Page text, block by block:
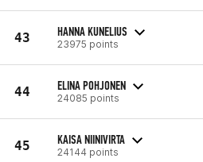
43 HANNA KUNELIUS
23975 points
44 ELINA POHJONEN
24085 points
45 KAISA NIINIVIRTA
24144 points